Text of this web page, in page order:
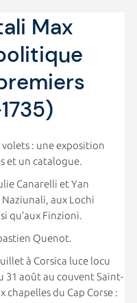
Max
: une exposition
et un catalogue.
Canarelli et Yan
Naziunali, aux Lochi
qu’aux Finzioni.
Quenot.
à Corsica luce locu
31 août au couvent Saint-
chapelles du Cap Corse :